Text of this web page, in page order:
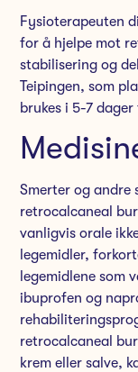
Fysioterapeuten
for å hjelpe mot
stabilisering og
Teipingen, som
brukes i 5-7
Smerter og andre
retrocalcaneal
vanligvis orale
legemidler,
legemidlene som
ibuprofen og
retrocalcaneal
krem eller salve,